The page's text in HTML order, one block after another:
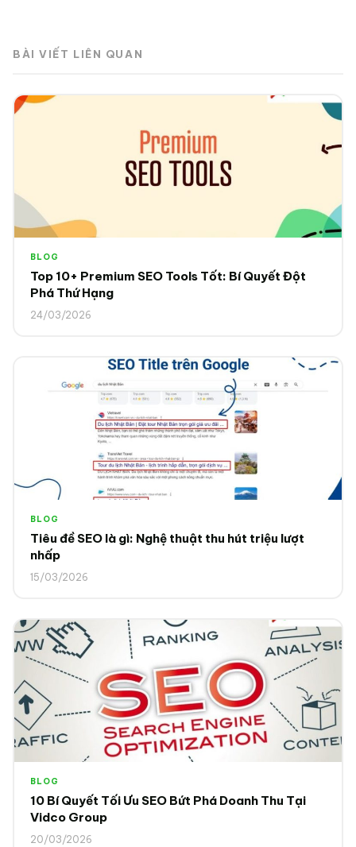
BÀI VIẾT LIÊN QUAN
BLOG
Top 10+ Premium SEO Tools Tốt: Bí Quyết Đột
Phá Thứ Hạng
24/03/2026
BLOG
Tiêu đề SEO là gì: Nghệ thuật thu hút triệu lượt
nhấp
15/03/2026
BLOG
10 Bí Quyết Tối Ưu SEO Bứt Phá Doanh Thu Tại
Vidco Group
20/03/2026